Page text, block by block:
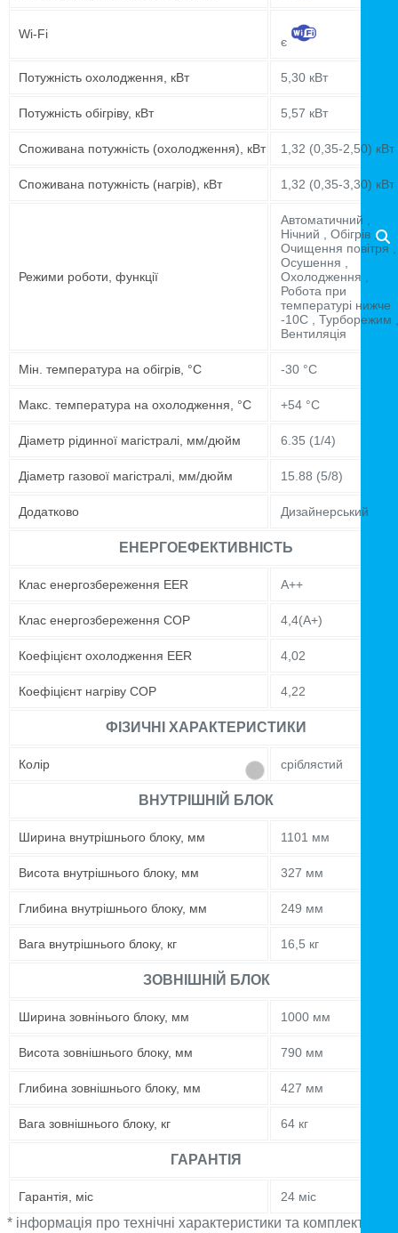
Wi-Fi
є
Потужність охолодження, кВт 5,30 кВт
Потужність обігріву, кВт 5,57 кВт
Споживана потужність (охолодження), кВт 1,32 (0,35-2,50) кВт
Споживана потужність (нагрів), кВт 1,32 (0,35-3,30) кВт
Режими роботи, функції
Автоматичний ,
Нічний , Обігрів ,
Очищення повітря ,
Осушення ,
Охолодження ,
Робота при
температурі нижче
-10C , Турборежим ,
Вентиляція
Мін. температура на обігрів, °C -30 °C
Макс. температура на охолодження, °C +54 °C
Діаметр рідинної магістралі, мм/дюйм 6.35 (1/4)
Діаметр газової магістралі, мм/дюйм 15.88 (5/8)
Додатково Дизайнерський
ЕНЕРГОЕФЕКТИВНІСТЬ
Клас енергозбереження EER A++
Клас енергозбереження COP 4,4(А+)
Коефіцієнт охолодження EER 4,02
Коефіцієнт нагріву COP 4,22
ФІЗИЧНІ ХАРАКТЕРИСТИКИ
Колір сріблястий
ВНУТРІШНІЙ БЛОК
Ширина внутрішнього блоку, мм 1101 мм
Висота внутрішнього блоку, мм 327 мм
Глибина внутрішнього блоку, мм 249 мм
Вага внутрішнього блоку, кг 16,5 кг
ЗОВНІШНІЙ БЛОК
Ширина зовнінього блоку, мм 1000 мм
Висота зовнішнього блоку, мм 790 мм
Глибина зовнішнього блоку, мм 427 мм
Вага зовнішнього блоку, кг 64 кг
ГАРАНТІЯ
Гарантія, міс 24 міс
* інформація про технічні характеристики та комплектацію